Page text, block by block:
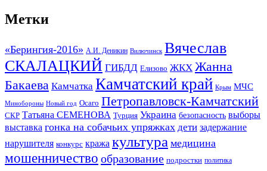
Метки
«Берингия-2016» А.И. Деникин Вилючинск Вячеслав
СКАЛАЦКИЙ ГИБДД Елизово ЖКХ Жанна
Бакаева Камчатка Камчатский край Крым МЧС
Минобороны Новый год Осаго Петропавловск-Камчатский
СКР Татьяна СЕМЕНОВА Турция Украина безопасность выборы
выставка гонка на собачьих упряжках дети задержание
нарушителя конкурс кража культура медицина
мошенничество образование подростки политика